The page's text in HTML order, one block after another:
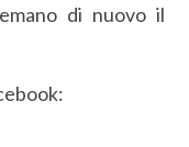
di nuovo il